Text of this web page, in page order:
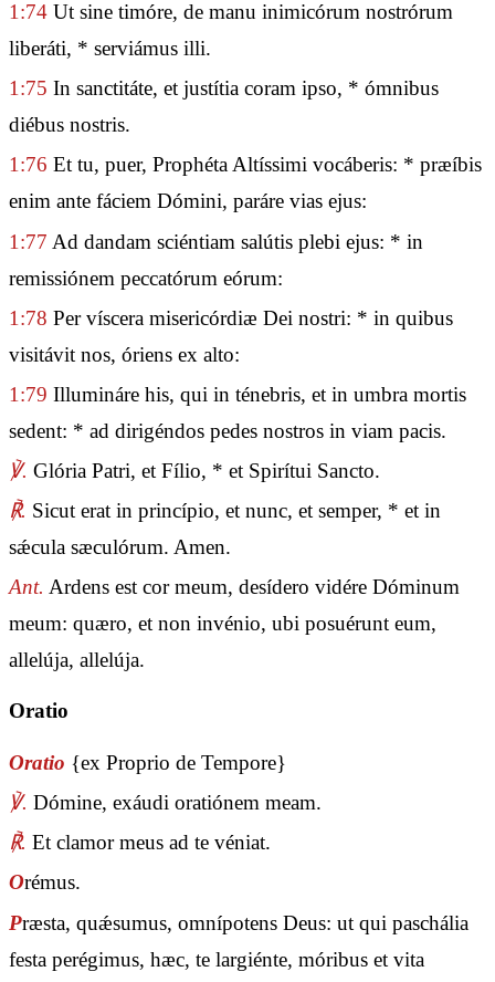
1:74 Ut sine timóre, de manu inimicórum nostrórum
liberáti, * serviámus illi.
1:75 In sanctitáte, et justítia coram ipso, * ómnibus
diébus nostris.
1:76 Et tu, puer, Prophéta Altíssimi vocáberis: * præíbis
enim ante fáciem Dómini, paráre vias ejus:
1:77 Ad dandam sciéntiam salútis plebi ejus: * in
remissiónem peccatórum eórum:
1:78 Per víscera misericórdiæ Dei nostri: * in quibus
visitávit nos, óriens ex alto:
1:79 Illumináre his, qui in ténebris, et in umbra mortis
sedent: * ad dirigéndos pedes nostros in viam pacis.
℣. Glória Patri, et Fílio, * et Spirítui Sancto.
℟. Sicut erat in princípio, et nunc, et semper, * et in
sǽcula sæculórum. Amen.
Ant. Ardens est cor meum, desídero vidére Dóminum
meum: quæro, et non invénio, ubi posuérunt eum,
allelúja, allelúja.
Oratio
Oratio {ex Proprio de Tempore}
℣. Dómine, exáudi oratiónem meam.
℟. Et clamor meus ad te véniat.
Orémus.
Præsta, quǽsumus, omnípotens Deus: ut qui paschália
festa perégimus, hæc, te largiénte, móribus et vita